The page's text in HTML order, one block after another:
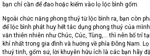
bạn chỉ cần để đao hoặc kiếm vào lọ lộc bình gốm.
Ngoài chức năng phong thuỷ từ lộc bình ra, bạn còn
để lộc bình phát huy hết tác dụng phong thuỷ của
văn thiên nhiên như Chúc, Cúc, Tùng,… thì nên bố trí
khí nhất trong gia đình và hướng về phía Đông Nam.
thuỷ tinh, gốm sứ, lời khuyên hữu ích là các bạn hãy